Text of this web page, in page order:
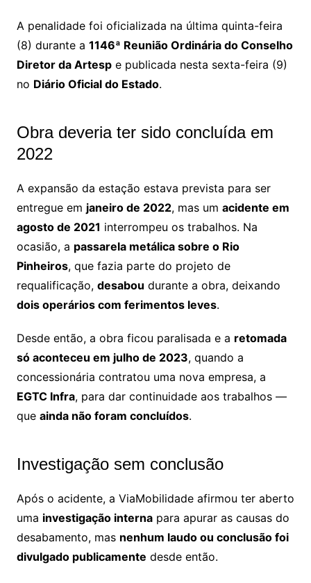
A penalidade foi oficializada na última quinta-feira
(8) durante a 1146ª Reunião Ordinária do Conselho
Diretor da Artespe publicada nesta sexta-feira (9)
no Diário Oficial do Estado.
Obra deveria ter sido concluída em
2022
A expansão da estação estava prevista para ser
entregue em janeiro de 2022, mas um acidente em
agosto de 2021 interrompeu os trabalhos. Na
ocasião, a passarela metálica sobre o Rio
Pinheiros, que fazia parte do projeto de
requalificação, desabou durante a obra, deixando
dois operários com ferimentos leves.
Desde então, a obra ficou paralisada e a retomada
só aconteceu em julho de 2023, quando a
concessionária contratou uma nova empresa, a
EGTC Infra, para dar continuidade aos trabalhos —
que ainda não foram concluídos.
Investigação sem conclusão
Após o acidente, a ViaMobilidade afirmou ter aberto
uma investigação internapara apurar as causas do
desabamento, mas nenhum laudo ou conclusão foi
divulgado publicamente desde então.